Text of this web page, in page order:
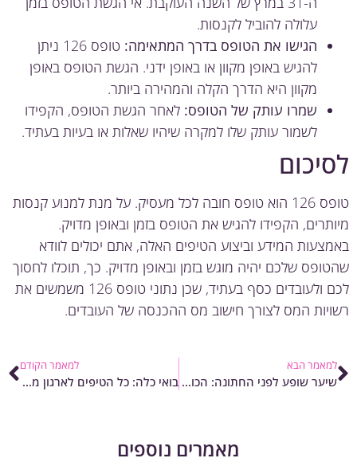
עלולה להוביל לקנסות.
הגישו את הטופס בדרך המתאימה:
טופס 126 ניתן
להגיש באופן מקוון או באופן ידני. הגשת הטופס באופן
מקוון היא הדרך הקלה והמהירה ביותר.
שמרו עותק של הטופס:לאחר הגשת הטופס, הקפידו
לשמור עותק שלו למקרה שיהיו שאלות או בעיות בעתיד.
טופס 126 הוא טופס חובה לכל מעסיק. על מנת למנוע קנסות
הקפידו להגיש את הטופס בזמן ובאופן מדויק.
המידע וביצוע הטיפים האלה, אתם יכולים לוודא
שלכם יהיה מוגש בזמן ובאופן מדויק. כך, תוכלו לחסוך
לכם ולעובדים כסף בעתיד, שכן נתוני טופס 126 משמשים את
המס לצורך חישוב מס ההכנסה של העובדים.
הבא
שיער שופע לפני החתונה: הכול על השתלות שיער בקפריסין
למאמר הקודם
בואי כלה: כל הטיפים לארגון מסיבת רווקות
מאמרים נוספים